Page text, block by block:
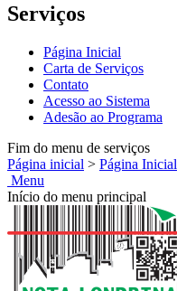
Serviços
Página Inicial
Carta de Serviços
Contato
Acesso ao Sistema
Adesão ao Programa
Fim do menu de serviços
Página inicial > Página Inicial
Menu
Início do menu principal